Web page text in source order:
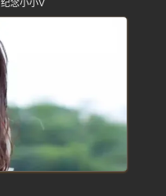
纪念小小V